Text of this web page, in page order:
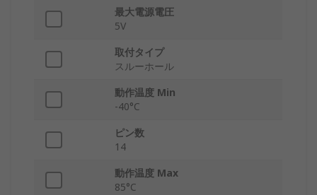
最大電源電圧
5V
取付タイプ
スルーホール
動作温度 Min
-40°C
ピン数
14
動作温度 Max
85°C